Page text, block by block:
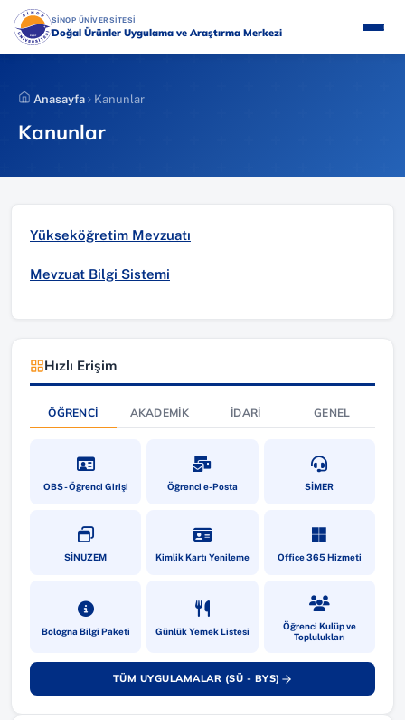
İçeriğe
atla
SİNOP ÜNİVERSİTESİ(YENI SEKMEDE AÇILIR)
Doğal Ürünler Uygulama ve Araştırma Merkezi
Anasayfa Kanunlar
Kanunlar
Yükseköğretim Mevzuatı
Mevzuat Bilgi Sistemi
Hızlı Erişim
ÖĞRENCI AKADEMIK İDARI GENEL
OBS - Öğrenci Girişi(yeni sekmede açılır)Öğrenci e-Posta(yeni sekmede açılır)SİMER(yeni sekmede
SİNUZEM(yeni sekmede açılır)Kimlik Kartı Yenileme(yeni sekmede açılır)Office 365 Hizmeti
(yeni sekmede
Bologna Bilgi Paketi(yeni sekmede açılır)Günlük Yemek Listesi(yeni sekmede açılır)Öğrenci Kulüp ve
Toplulukları
(yeni sekmede
TÜM UYGULAMALAR (SÜ - BYS)
(yeni sekmede açılır)